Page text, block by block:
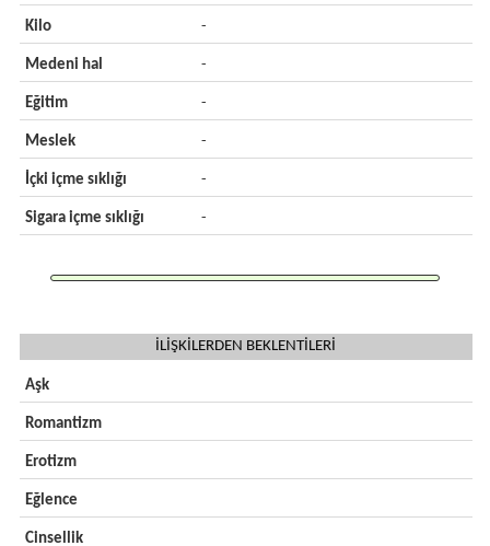
Kilo -
Medeni hal -
Eğitim -
Meslek -
İçki içme sıklığı -
Sigara içme sıklığı -
İLİŞKİLERDEN BEKLENTİLERİ
Aşk
Romantizm
Erotizm
Eğlence
Cinsellik